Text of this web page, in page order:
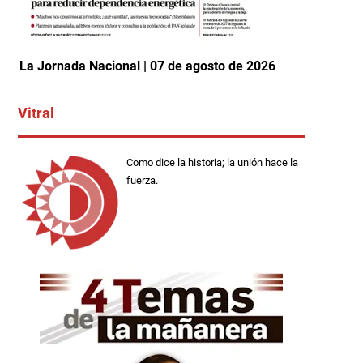
La Jornada Nacional | 07 de agosto de 2026
Vitral
Como dice la historia; la unión hace la
fuerza.